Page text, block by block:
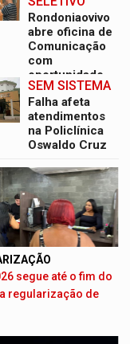
Rondoniaovivo
abre oficina de
Comunicação
com
oportunidade
de integrar
equipe
SEM SISTEMA
Falha afeta
atendimentos
na Policlínica
Oswaldo Cruz
segue até o fim do
regularização de